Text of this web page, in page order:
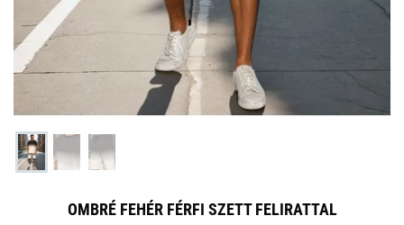
OMBRÉ FEHÉR FÉRFI SZETT FELIRATTAL